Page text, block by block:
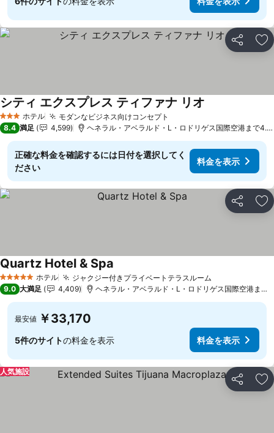
シェア お
3 ホテルのランク
ホテル モダンなビジネス向けコンセプト
シティ エクスプレス ティファナ リオ
8.4 満足 4,599 ヘネラル・アベラルド・L・ロドリゲス国際空港まで4.5
正確な料金を確認するには日付を選択してく
ださい
料金を表示
シェア お
5 ホテルのランク
ホテル ジャクジー付きプライベートテラスルーム
Quartz Hotel & Spa
9.0 大満足 4,409 ヘネラル・アベラルド・L・ロドリゲス国際空港まで
最安値 ￥33,170
5件のサイトの料金を表示 料金を表示
シェア お
人気施設